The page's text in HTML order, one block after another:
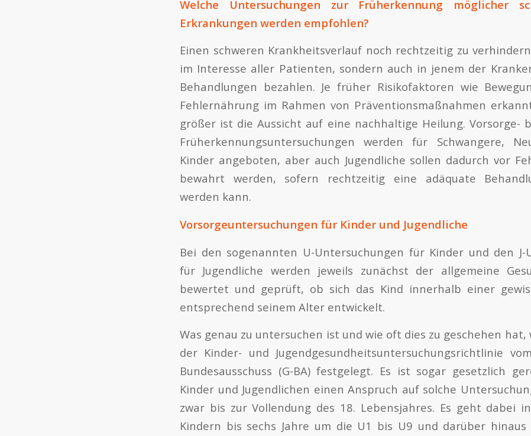
Welche Untersuchungen zur Früherkennung möglicher
Erkrankungen werden empfohlen?
Einen schweren Krankheitsverlauf noch rechtzeitig zu
im Interesse aller Patienten, sondern auch in jenem der
Behandlungen bezahlen. Je früher Risikofaktoren wie
Fehlernährung im Rahmen von Präventionsmaßnahmen
größer ist die Aussicht auf eine nachhaltige Heilung. Vorsorge-
Früherkennungsuntersuchungen werden für Schwangere,
Kinder angeboten, aber auch Jugendliche sollen dadurch vor
bewahrt werden, sofern rechtzeitig eine adäquate
werden kann.
Vorsorgeuntersuchungen für Kinder und Jugendliche
Bei den sogenannten U-Untersuchungen für Kinder und den J-
für Jugendliche werden jeweils zunächst der allgemeine
bewertet und geprüft, ob sich das Kind innerhalb einer
entsprechend seinem Alter entwickelt.
Was genau zu untersuchen ist und wie oft dies zu geschehen hat,
der Kinder- und Jugendgesundheitsuntersuchungsrichtlinie
Bundesausschuss (G-BA) festgelegt. Es ist sogar gesetzlich
Kinder und Jugendlichen einen Anspruch auf solche
zwar bis zur Vollendung des 18. Lebensjahres. Es geht dabei
Kindern bis sechs Jahre um die U1 bis U9 und darüber hinaus